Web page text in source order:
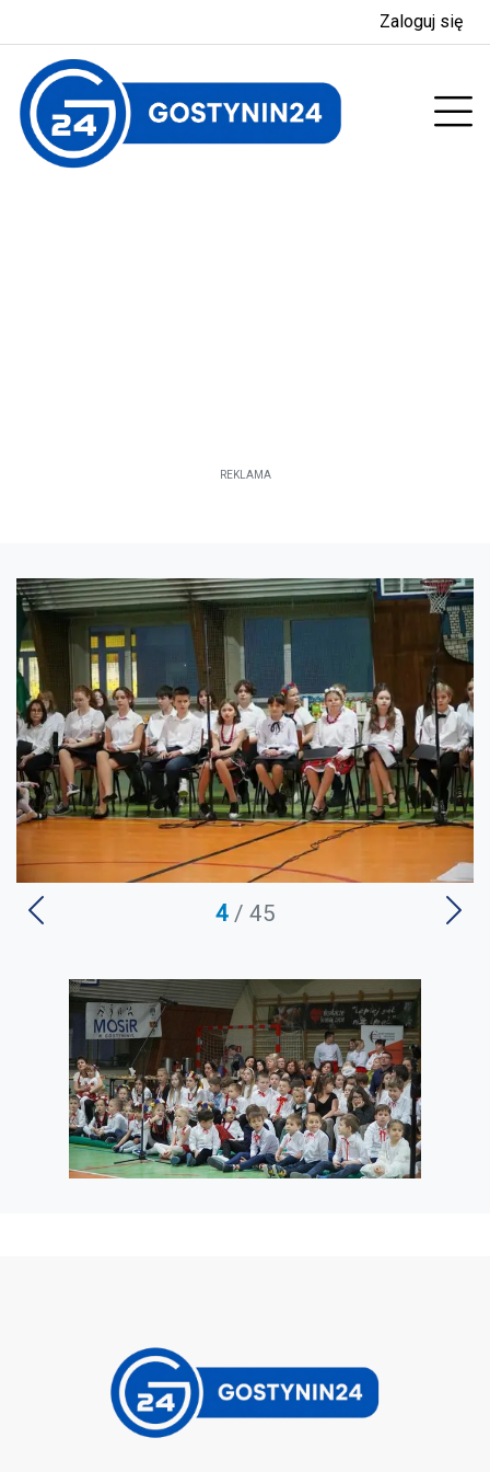
Zaloguj się
REKLAMA
4 / 45